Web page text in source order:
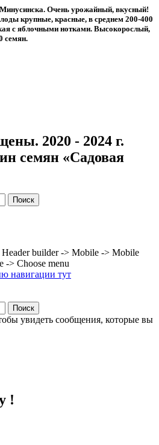
Очень урожайный, вкусный!
крупные, красные, в среднем 200-400
с яблочными нотками. Высокорослый,
семян.
2020 - 2024 г.
семян «Садовая
Поиск
Header builder -> Mobile -> Mobile
-> Choose menu
навигации тут
Поиск
увидеть сообщения, которые вы
!